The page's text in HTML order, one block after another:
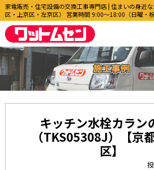
家電販売・住宅設備の交換工事専門店 | 住まいの身近
区・上京区・左京区） 営業時間 9:00〜18:00（日曜・
キッチン水栓カラン
（TKS05308J）【京
区】